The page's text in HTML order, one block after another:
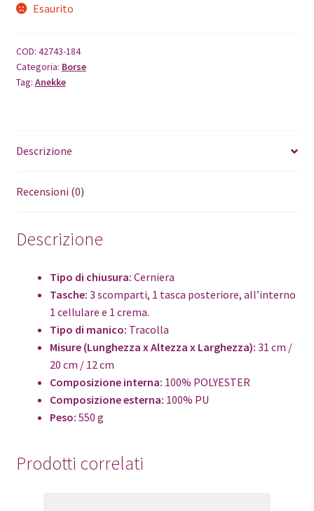
Esaurito
COD: 42743-184
Categoria: Borse
Tag: Anekke
Descrizione
Recensioni (0)
Descrizione
Tipo di chiusura: Cerniera
Tasche: 3 scomparti, 1 tasca posteriore, all’interno
1 cellulare e 1 crema.
Tipo di manico: Tracolla
Misure (Lunghezza x Altezza x Larghezza): 31 cm /
20 cm / 12 cm
Composizione interna: 100% POLYESTER
Composizione esterna: 100% PU
Peso: 550 g
Prodotti correlati